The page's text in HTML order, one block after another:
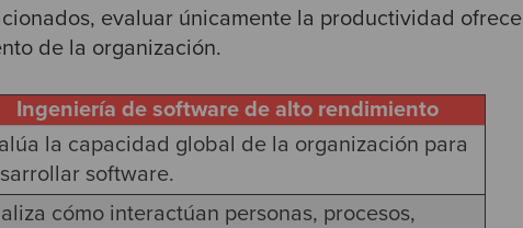
evaluar únicamente la productividad ofrece
de la organización.
Ingeniería de software de alto rendimiento
la capacidad global de la organización para
software.
cómo interactúan personas, procesos,